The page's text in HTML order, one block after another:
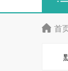
首